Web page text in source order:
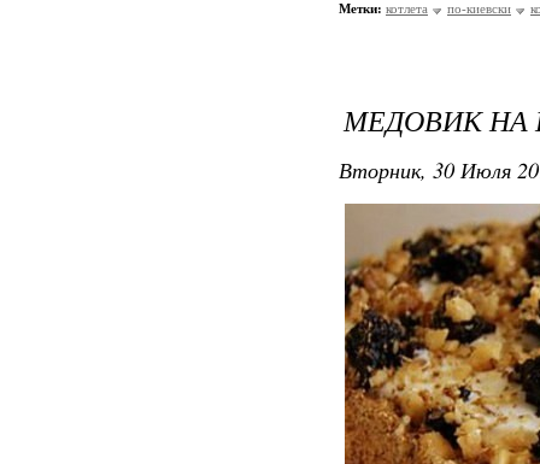
Метки: котлета по-киевски
МЕДОВИК НА
Вторник, 30 Июля